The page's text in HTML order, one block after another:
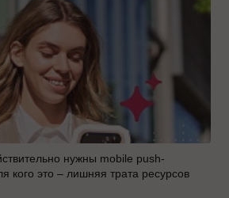
нужны mobile push-
кого это – лишняя трата ресурсов